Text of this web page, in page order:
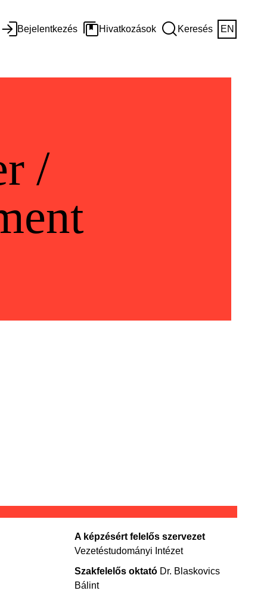
Bejelentkezés Hivatkozások Keresés EN
/
A képzésért felelős szervezet
Vezetéstudományi Intézet
Szakfelelős oktató Dr. Blaskovics
Bálint